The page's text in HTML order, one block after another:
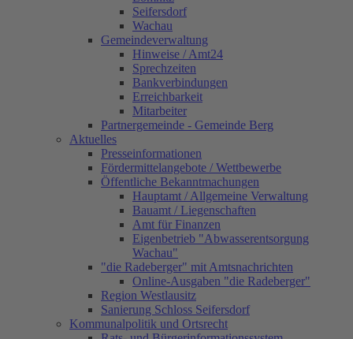
Seifersdorf
Wachau
Gemeindeverwaltung
Hinweise / Amt24
Sprechzeiten
Bankverbindungen
Erreichbarkeit
Mitarbeiter
Partnergemeinde - Gemeinde Berg
Aktuelles
Presseinformationen
Fördermittelangebote / Wettbewerbe
Öffentliche Bekanntmachungen
Hauptamt / Allgemeine Verwaltung
Bauamt / Liegenschaften
Amt für Finanzen
Eigenbetrieb "Abwasserentsorgung
Wachau"
"die Radeberger" mit Amtsnachrichten
Online-Ausgaben "die Radeberger"
Region Westlausitz
Sanierung Schloss Seifersdorf
Kommunalpolitik und Ortsrecht